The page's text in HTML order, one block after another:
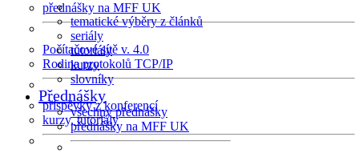
přednášky na MFF UK
Počítačové sítě v. 4.0
Rodina protokolů TCP/IP
příspěvky z konferencí
kurzy, tutoriály
tematické výběry z článků
seriály
tutoriály
kurzy
slovníky
Přednášky
všechny přednášky
přednášky na MFF UK